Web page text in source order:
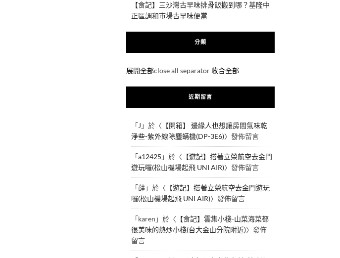
【食記】三沙灣古早味排骨飯搬到哪？基隆中
正區調和市場古早味便當
分類
展開全部close all separator 收合全部
近期留言
「J 」於〈 【開箱】 邊緣人也想讓房間氣味乾
淨些-紫外線除塵螨機(DP-3E6)〉發佈留言
「a12425 」於〈 【遊記】搭著立榮航空去金門
遊玩囉(松山機場起飛 UNI AIR)〉發佈留言
「薛」於〈 【遊記】搭著立榮航空去金門遊玩
囉(松山機場起飛 UNI AIR)〉發佈留言
「karen 」於〈 【食記】雲集小棧-山菜海菜都
很美味的熱炒小棧(台大金山分院附近)〉發佈
留言